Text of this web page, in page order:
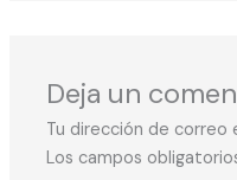
Deja un
Tu dirección de correo
Los campos